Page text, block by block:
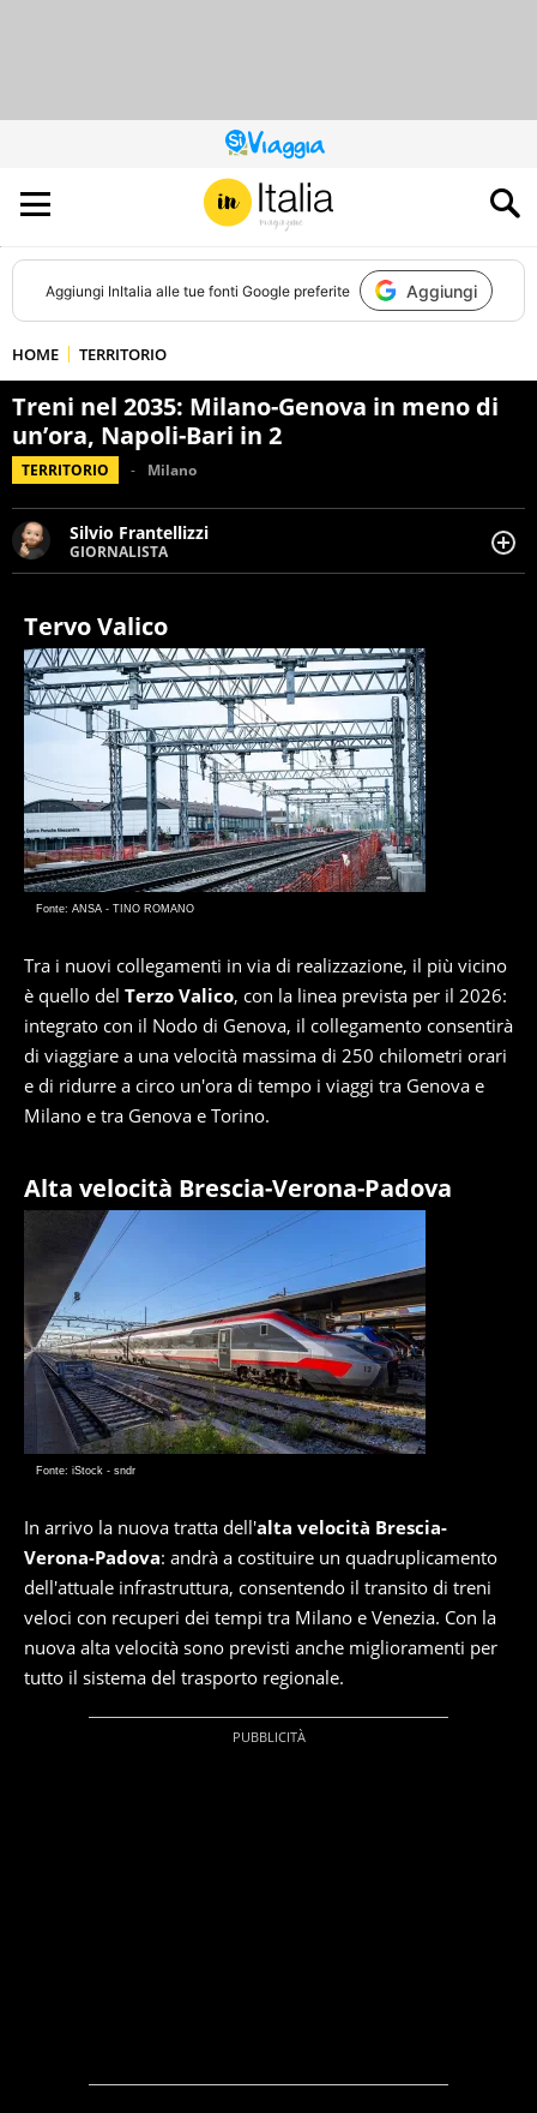
QUESTO
SITO
CONTRIBUISCE
ALL’AUDIENCE
DI
Aggiungi InItalia alle tue fonti Google preferite Aggiungi
HOME TERRITORIO
Treni nel 2035: Milano-Genova in meno di
un’ora, Napoli-Bari in 2
TERRITORIO Milano
Silvio Frantellizzi
GIORNALISTA
Giornalista pubblicista. Da oltre dieci anni si occupa di
cronaca, motori, spettacolo e videogame.
Tervo Valico
Fonte: ANSA - TINO ROMANO
Tra i nuovi collegamenti in via di realizzazione, il più vicino
è quello del Terzo Valico, con la linea prevista per il 2026:
integrato con il Nodo di Genova, il collegamento consentirà
di viaggiare a una velocità massima di 250 chilometri orari
e di ridurre a circo un'ora di tempo i viaggi tra Genova e
Milano e tra Genova e Torino.
Alta velocità Brescia-Verona-Padova
Fonte: iStock - sndr
In arrivo la nuova tratta dell'alta velocità Brescia-
Verona-Padova: andrà a costituire un quadruplicamento
dell'attuale infrastruttura, consentendo il transito di treni
veloci con recuperi dei tempi tra Milano e Venezia. Con la
nuova alta velocità sono previsti anche miglioramenti per
tutto il sistema del trasporto regionale.